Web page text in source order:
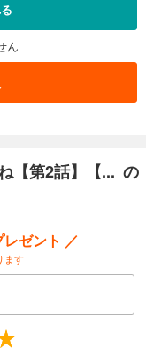
ん
【第2話】【... の
ゼント ／
ます